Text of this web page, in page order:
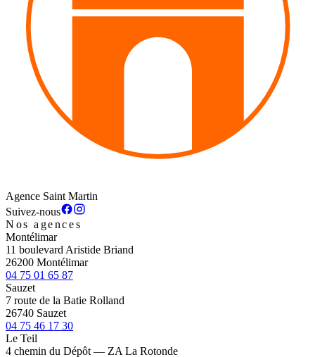
Agence Saint Martin
Suivez-nous
Nos agences
Montélimar
11 boulevard Aristide Briand
26200 Montélimar
04 75 01 65 87
Sauzet
7 route de la Batie Rolland
26740 Sauzet
04 75 46 17 30
Le Teil
4 chemin du Dépôt — ZA La Rotonde